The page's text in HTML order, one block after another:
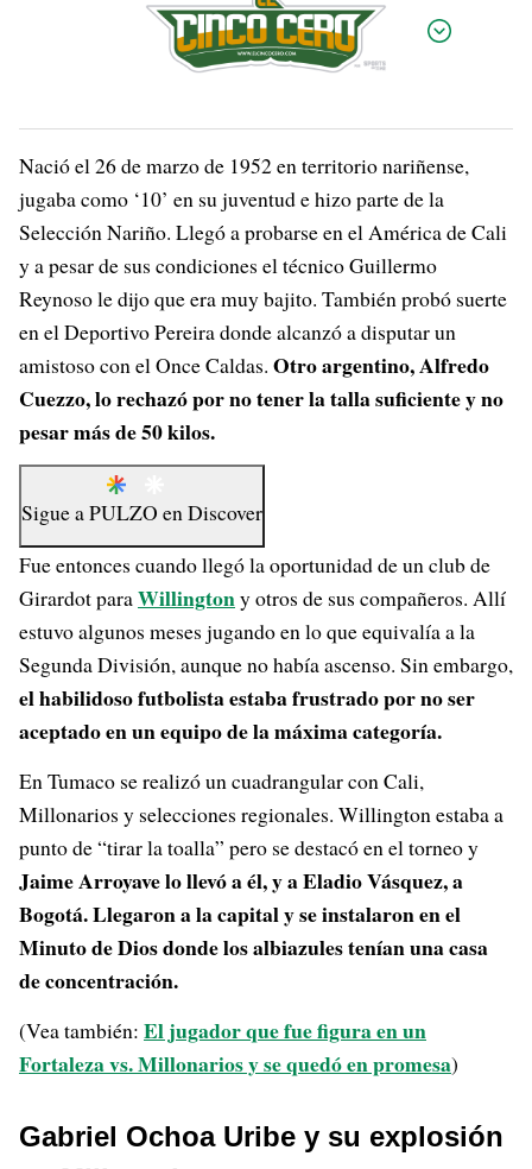
Por:
Nació el 26 de marzo de 1952 en territorio nariñense,
jugaba como ‘10’ en su juventud e hizo parte de la
Selección Nariño. Llegó a probarse en el América de Cali
y a pesar de sus condiciones el técnico Guillermo
Reynoso le dijo que era muy bajito. También probó suerte
en el Deportivo Pereira donde alcanzó a disputar un
amistoso con el Once Caldas. Otro argentino, Alfredo
Cuezzo, lo rechazó por no tener la talla suficiente y no
pesar más de 50 kilos.
Sigue aPULZO enDiscover
Fue entonces cuando llegó la oportunidad de un club de
Girardot paraWillingtony otros de sus compañeros. Allí
estuvo algunos meses jugando en lo que equivalía a la
Segunda División, aunque no había ascenso. Sin embargo,
el habilidoso futbolista estaba frustrado por no ser
aceptado en un equipo de la máxima categoría.
En Tumaco se realizó un cuadrangular con Cali,
Millonarios y selecciones regionales. Willington estaba a
punto de “tirar la toalla” pero se destacó en el torneo y
Jaime Arroyavelo llevó a él, y a Eladio Vásquez, a
Bogotá. Llegaron a la capital y se instalaron en el
Minuto de Dios donde los albiazules tenían una casa
de concentración.
(Vea también: El jugador que fue figura en un
Fortaleza vs. Millonarios y se quedó en promesa)
Gabriel Ochoa Uribe y su explosión